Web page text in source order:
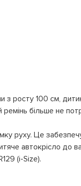
з росту 100 см,
більше не
руху. Це
автокрісло до
(i-Size).